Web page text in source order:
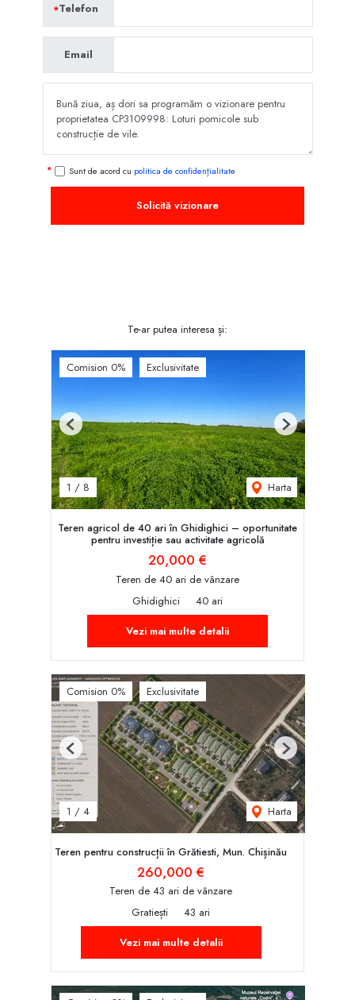
Telefon
Email
Sunt de acord cu politica de confidențialitate
Solicită vizionare
Te-ar putea interesa și:
Comision 0% Exclusivitate
1 / 8 Harta
Previous Next
Teren agricol de 40 ari în Ghidighici – oportunitate
pentru investiție sau activitate agricolă
20,000 €
Teren de 40 ari de vânzare
Ghidighici
40 ari
Vezi mai multe detalii
Comision 0% Exclusivitate
1 / 4 Harta
Previous Next
Teren pentru construcții în Grătiesti, Mun. Chișinău
260,000 €
Teren de 43 ari de vânzare
Gratiești
43 ari
Vezi mai multe detalii